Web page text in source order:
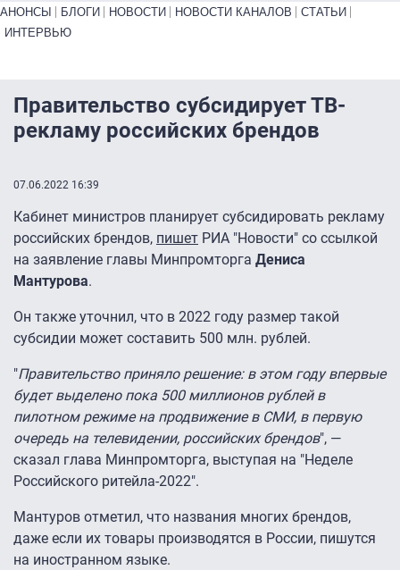
Primary links bottom
АНОНСЫ БЛОГИ НОВОСТИ НОВОСТИ КАНАЛОВ
СТАТЬИ
ИНТЕРВЬЮ
Правительство субсидирует ТВ-
рекламу российских брендов
07.06.2022 16:39
Кабинет министров планирует субсидировать рекламу
российских брендов, пишет РИА "Новости" со ссылкой
на заявление главы Минпромторга Дениса
Мантурова.
Он также уточнил, что в 2022 году размер такой
субсидии может составить 500 млн. рублей.
"Правительство приняло решение: в этом году впервые
будет выделено пока 500 миллионов рублей в
пилотном режиме на продвижение в СМИ, в первую
очередь на телевидении, российских брендов", —
сказал глава Минпромторга, выступая на "Неделе
Российского ритейла-2022".
Мантуров отметил, что названия многих брендов,
даже если их товары производятся в России, пишутся
на иностранном языке.